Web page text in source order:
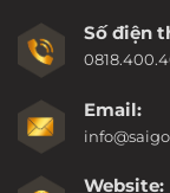
Số điện
Email:
Website: